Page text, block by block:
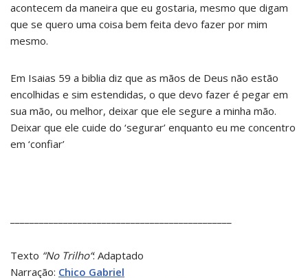
acontecem da maneira que eu gostaria, mesmo que digam
que se quero uma coisa bem feita devo fazer por mim
mesmo.
Em Isaias 59 a biblia diz que as mãos de Deus não estão
encolhidas e sim estendidas, o que devo fazer é pegar em
sua mão, ou melhor, deixar que ele segure a minha mão.
Deixar que ele cuide do ‘segurar’ enquanto eu me concentro
em ‘confiar’
Texto “No Trilho“: Adaptado
Narração: Chico Gabriel